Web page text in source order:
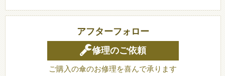
アフターフォロー
修理のご依頼
ご購入の傘のお修理を喜んで承ります